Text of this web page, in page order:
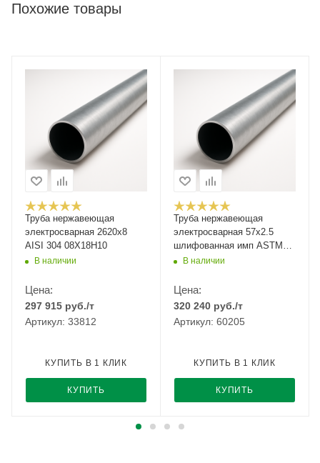
Похожие товары
Труба нержавеющая
электросварная 2620х8
AISI 304 08Х18Н10
В наличии
Цена:
297 915 руб./т
Артикул: 33812
КУПИТЬ
КУПИТЬ В 1 КЛИК
Труба нержавеющая
электросварная 57x2.5
шлифованная имп ASTM
A554В наличии
Цена:
320 240 руб./т
Артикул: 60205
КУПИТЬ
КУПИТЬ В 1 КЛИК